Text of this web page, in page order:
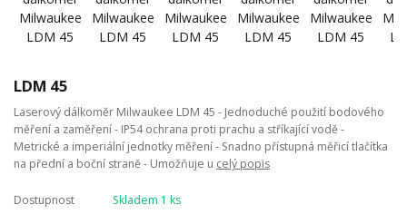
LDM 45
Laserový dálkoměr Milwaukee LDM 45 - Jednoduché použití bodového
měření a zaměření - IP54 ochrana proti prachu a stříkající vodě -
Metrické a imperiální jednotky měření - Snadno přístupná měřicí tlačítka
na přední a boční straně - Umožňuje u celý popis
Dostupnost Skladem 1 ks